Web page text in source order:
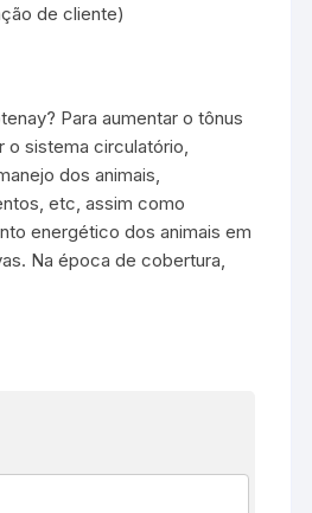
de cliente)
Para aumentar o tônus
o sistema circulatório,
dos animais,
etc, assim como
energético dos animais em
Na época de cobertura,